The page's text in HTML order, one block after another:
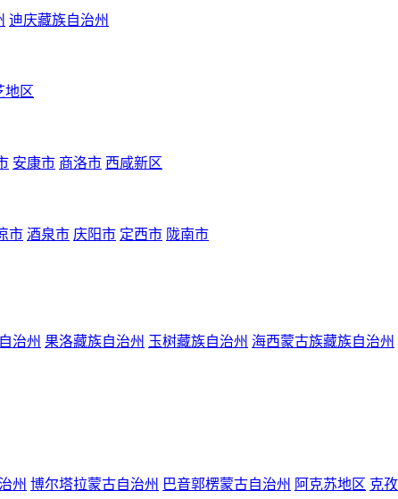
迪庆藏族自治州
地区
安康市 商洛市 西咸新区
市 酒泉市 庆阳市 定西市 陇南市
治州 果洛藏族自治州 玉树藏族自治州 海西蒙古族藏族自治州
州 博尔塔拉蒙古自治州 巴音郭楞蒙古自治州 阿克苏地区 克